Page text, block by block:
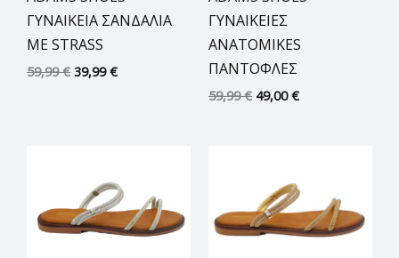
ΓΥΝΑΙΚΕΙΑ ΣΑΝΔΑΛΙΑ
ΜΕ STRASS
59,99€ 39,99€
ΓΥΝΑΙΚΕΙΕΣ
ANATOMIKES
ΠΑΝΤΟΦΛΕΣ
59,99€ 49,00€